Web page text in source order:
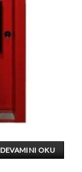
DEVAMINI OKU